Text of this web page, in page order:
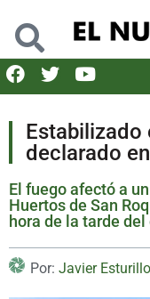
Estabilizado
declarado
El fuego afectó a
Huertos de San
hora de la tarde
Por: Javier Esturillo